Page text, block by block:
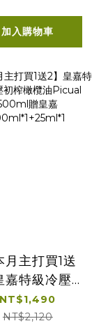
加入購物車
月主打買1送
特級冷壓初
欖油Picual
贈皇嘉
NT$1,490
NT$2,120